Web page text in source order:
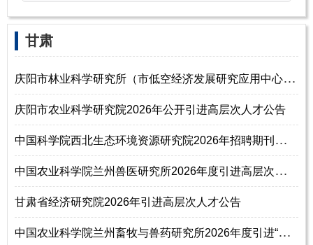
‌‌甘肃
庆
阳市林业科学研究所（市低空经济发展研究应用中心）2026年公开引进高层次
庆阳市农业科学研究院2026年公开引进高层次人才公告
中
国科学院西北生态环境资源研究院2026年招聘期刊编辑人员启事
中
国农业科学院兰州兽医研究所2026年度引进高层次人才公告
甘肃省经济研究院2026年引进高层次人才公告
中
国农业科学院兰州畜牧与兽药研究所2026年度引进“青年英才”公告